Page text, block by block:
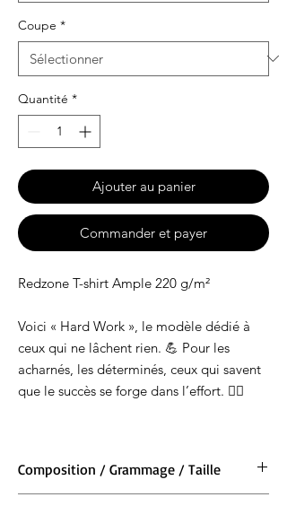
Coupe *
Quantité *
Ajouter au panier
Commander et payer
Redzone T-shirt Ample 220 g/m²
Voici « Hard Work », le modèle dédié à
ceux qui ne lâchent rien. 💪 Pour les
acharnés, les déterminés, ceux qui savent
que le succès se forge dans l’effort. 🏋️‍♂️
Composition / Grammage / Taille